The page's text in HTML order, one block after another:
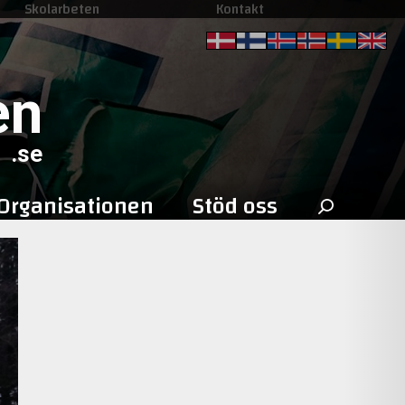
Skolarbeten Kontakt
.se
Stöd oss Sök
efter: